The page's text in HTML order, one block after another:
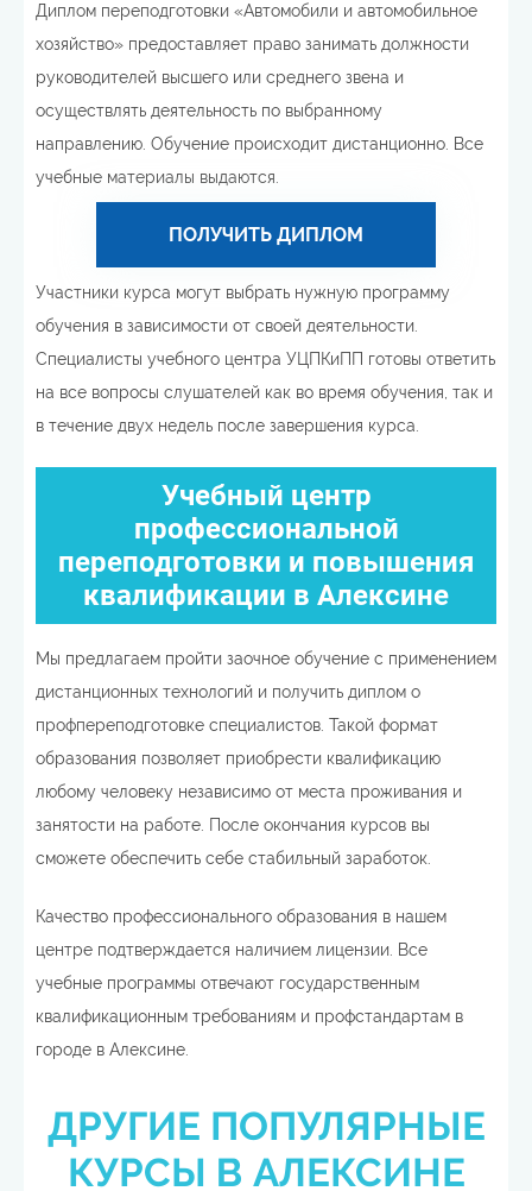
Диплом переподготовки «Автомобили и автомобильное
хозяйство» предоставляет право занимать должности
руководителей высшего или среднего звена и
осуществлять деятельность по выбранному
направлению. Обучение происходит дистанционно. Все
учебные материалы выдаются.
ПОЛУЧИТЬ ДИПЛОМ
Участники курса могут выбрать нужную программу
обучения в зависимости от своей деятельности.
Специалисты учебного центра УЦПКиПП готовы ответить
на все вопросы слушателей как во время обучения, так и
в течение двух недель после завершения курса.
Учебный центр
профессиональной
переподготовки и повышения
квалификации в Алексине
Мы предлагаем пройти заочное обучение с применением
дистанционных технологий и получить диплом о
профпереподготовке специалистов. Такой формат
образования позволяет приобрести квалификацию
любому человеку независимо от места проживания и
занятости на работе. После окончания курсов вы
сможете обеспечить себе стабильный заработок.
Качество профессионального образования в нашем
центре подтверждается наличием лицензии. Все
учебные программы отвечают государственным
квалификационным требованиям и профстандартам в
городе в Алексине.
ДРУГИЕ ПОПУЛЯРНЫЕ
КУРСЫ В АЛЕКСИНЕ